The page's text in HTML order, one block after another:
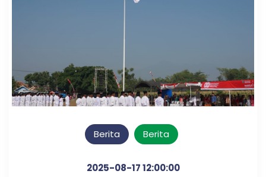
Berita Berita
2025-08-17 12:00:00